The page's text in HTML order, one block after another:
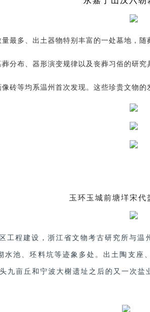
最多、出土器物特别丰富的一处墓地，
分布、器形演变规律以及丧葬习俗的研究
砖等均系温州首次发现。这些珍贵文物
玉环玉城前塘垟宋代
工程建设，浙江省文物考古研究所与
池、坯料坑等迹象多处。出土陶支
九亩丘和宁波大榭遗址之后的又一次